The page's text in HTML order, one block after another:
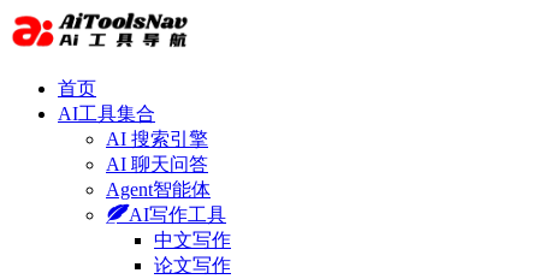
首页
AI工具集合
AI 搜索引擎
AI 聊天问答
Agent智能体
AI写作工具
中文写作
论文写作